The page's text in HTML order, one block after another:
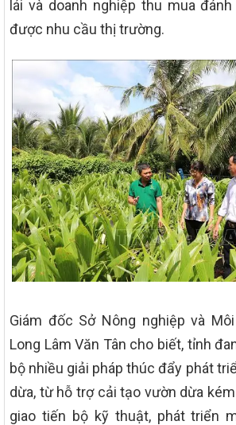
lái và doanh nghiệp thu mua
được nhu cầu thị trường.
Giám đốc Sở Nông nghiệp và
Long Lâm Văn Tân cho biết, tỉnh
bộ nhiều giải pháp thúc đẩy phát
dừa, từ hỗ trợ cải tạo vườn dừa
giao tiến bộ kỹ thuật, phát triển